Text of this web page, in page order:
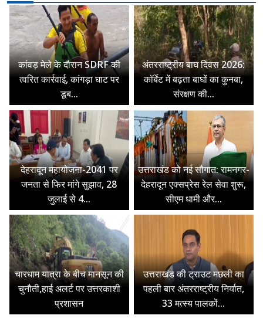
कांवड़ मेले के दौरान SDRF की
त्वरित कार्रवाई, कांगड़ा घाट पर
डूब...
अंतरराष्ट्रीय बाघ दिवस 2026:
कॉर्बेट में बढ़ता बाघों का कुनबा,
संरक्षण की...
देहरादून महायोजना-2041 पर
जनता से फिर मांगे सुझाव, 28
जुलाई से 4...
उत्तराखंड को नई सौगात: रामनगर-
देहरादून एक्सप्रेस रेल सेवा शुरू,
सीएम धामी और...
चारधाम यात्रा के बीच मानसून की
चुनौती,हाई अलर्ट पर उत्तरकाशी
प्रशासन
उत्तराखंड की ट्राउट मछली का
पहली बार अंतरराष्ट्रीय निर्यात,
33 मत्स्य पालकों...